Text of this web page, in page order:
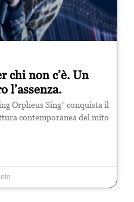
chi non c’è. Un
l’assenza.
Orpheus Sing” conquista il
contemporanea del mito